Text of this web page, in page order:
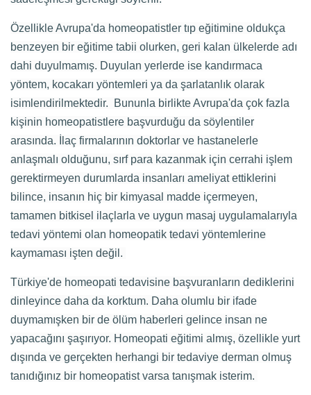
Özellikle Avrupa'da homeopatistler tıp eğitimine oldukça
benzeyen bir eğitime tabii olurken, geri kalan ülkelerde adı
dahi duyulmamış. Duyulan yerlerde ise kandırmaca
yöntem, kocakarı yöntemleri ya da şarlatanlık olarak
isimlendirilmektedir. Bununla birlikte Avrupa'da çok fazla
kişinin homeopatistlere başvurduğu da söylentiler
arasında. İlaç firmalarının doktorlar ve hastanelerle
anlaşmalı olduğunu, sırf para kazanmak için cerrahi işlem
gerektirmeyen durumlarda insanları ameliyat ettiklerini
bilince, insanın hiç bir kimyasal madde içermeyen,
tamamen bitkisel ilaçlarla ve uygun masaj uygulamalarıyla
tedavi yöntemi olan homeopatik tedavi yöntemlerine
kaymaması işten değil.
Türkiye'de homeopati tedavisine başvuranların dediklerini
dinleyince daha da korktum. Daha olumlu bir ifade
duymamışken bir de ölüm haberleri gelince insan ne
yapacağını şaşırıyor. Homeopati eğitimi almış, özellikle yurt
dışında ve gerçekten herhangi bir tedaviye derman olmuş
tanıdığınız bir homeopatist varsa tanışmak isterim.